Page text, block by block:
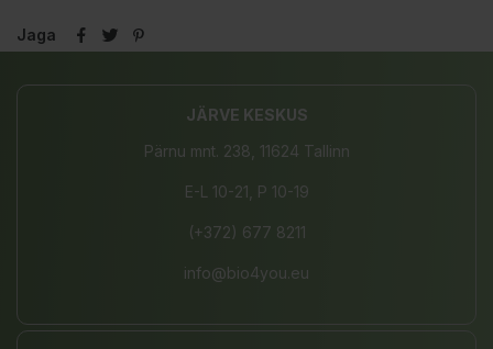
Jaga
JÄRVE KESKUS
Pärnu mnt. 238, 11624 Tallinn
E-L 10-21, P 10-19
(+372) 677 8211
info@bio4you.eu